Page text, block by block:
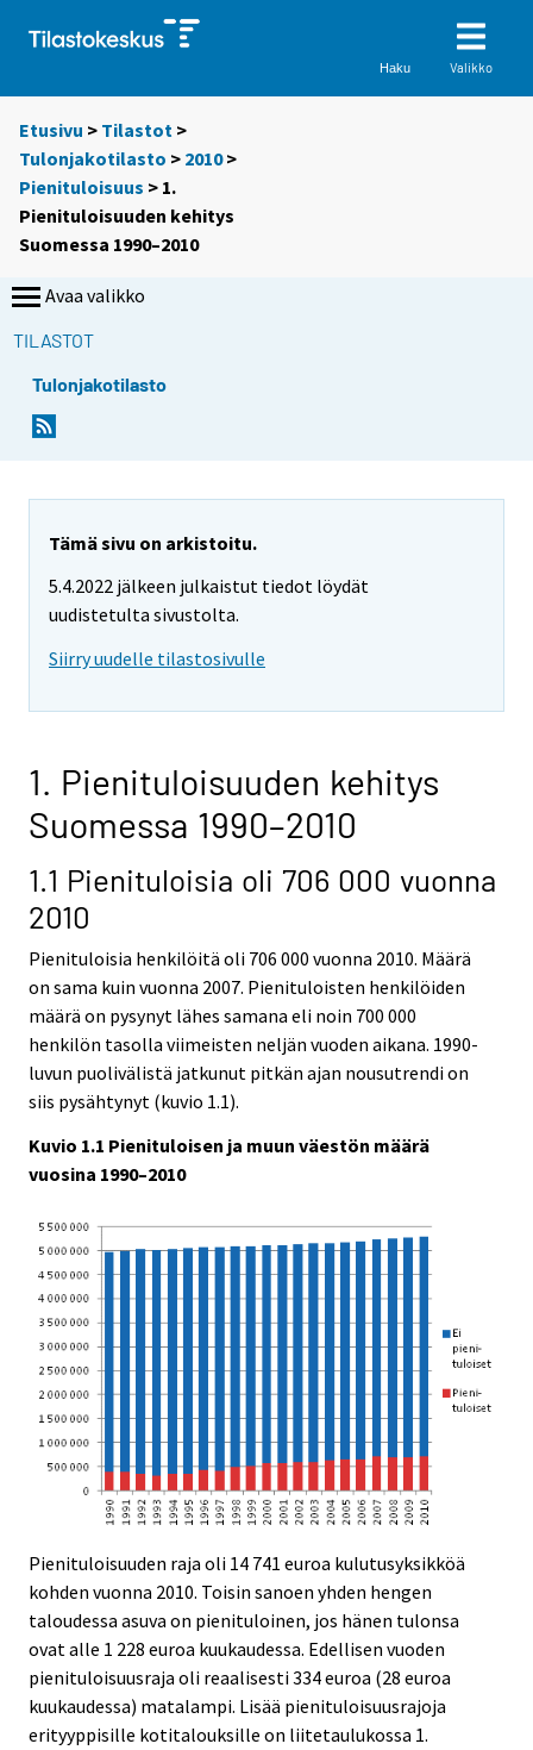
Haku Valikko
Etusivu > Tilastot >
Tulonjakotilasto > 2010>
Pienituloisuus > 1.
Pienituloisuuden kehitys
Suomessa 1990–2010
Avaa valikko
TILASTOT
Tulonjakotilasto
Tämä sivu on arkistoitu.
5.4.2022 jälkeen julkaistut tiedot löydät
uudistetulta sivustolta.
Siirry uudelle tilastosivulle
1. Pienituloisuuden kehitys
Suomessa 1990–2010
1.1 Pienituloisia oli 706 000 vuonna
2010
Pienituloisia henkilöitä oli 706 000 vuonna 2010. Määrä
on sama kuin vuonna 2007. Pienituloisten henkilöiden
määrä on pysynyt lähes samana eli noin 700 000
henkilön tasolla viimeisten neljän vuoden aikana. 1990-
luvun puolivälistä jatkunut pitkän ajan nousutrendi on
siis pysähtynyt (kuvio 1.1).
Kuvio 1.1 Pienituloisen ja muun väestön määrä
vuosina 1990–2010
Pienituloisuuden raja oli 14 741 euroa kulutusyksikköä
kohden vuonna 2010. Toisin sanoen yhden hengen
taloudessa asuva on pienituloinen, jos hänen tulonsa
ovat alle 1 228 euroa kuukaudessa. Edellisen vuoden
pienituloisuusraja oli reaalisesti 334 euroa (28 euroa
kuukaudessa) matalampi. Lisää pienituloisuusrajoja
erityyppisille kotitalouksille on liitetaulukossa 1.